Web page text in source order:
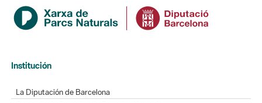
Institución
La Diputación de Barcelona